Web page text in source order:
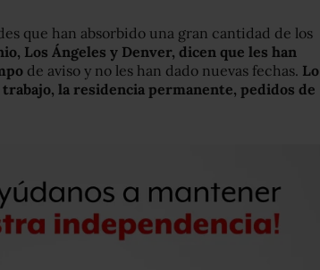
que han absorbido una gran cantidad de los
Los Ángeles y Denver, dicen que les han
de aviso y no les han dado nuevas fechas. Lo
la residencia permanente, pedidos de